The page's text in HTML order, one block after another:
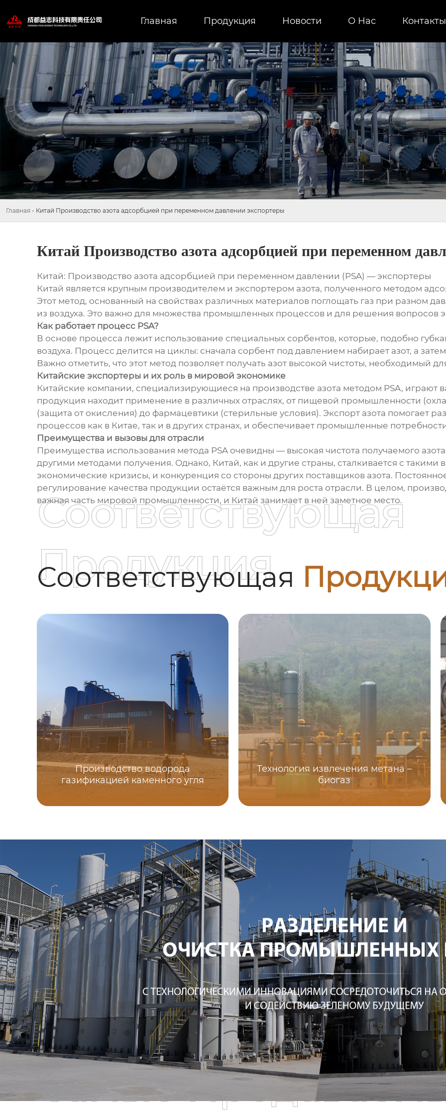
Главная Продукция Новости О Нас Контакты
Главная - Китай Производство азота адсорбцией при переменном давлении экспортеры
Китай Производство азота адсорбцией при переменном
Китай: Производство азота адсорбцией при переменном давлении (PSA) — экспортеры
Китай является крупным производителем и экспортером азота, полученного методом
Этот метод, основанный на свойствах различных материалов поглощать газ при разном
из воздуха. Это важно для множества промышленных процессов и для решения вопросов
Как работает процесс PSA?
В основе процесса лежит использование специальных сорбентов, которые, подобно
воздуха. Процесс делится на циклы: сначала сорбент под давлением набирает азот, а
Важно отметить, что этот метод позволяет получать азот высокой чистоты, необходимый
Китайские экспортеры и их роль в мировой экономике
Китайские компании, специализирующиеся на производстве азота методом PSA,
продукция находит применение в различных отраслях, от пищевой промышленности
(защита от окисления) до фармацевтики (стерильные условия). Экспорт азота помогает
процессов как в Китае, так и в других странах, и обеспечивает промышленные
Преимущества и вызовы для отрасли
Преимущества использования метода PSA очевидны — высокая чистота получаемого
другими методами получения. Однако, Китай, как и другие страны, сталкивается с такими
экономические кризисы, и конкуренция со стороны других поставщиков азота.
регулирование качества продукции остаётся важным для роста отрасли. В целом,
важная часть мировой промышленности, и Китай занимает в ней заметное место.
Соответствующая
Соответствующая
Продукция
Производство водорода
газификацией каменного угля
Технология извлечения метана –
биогаз
Самые